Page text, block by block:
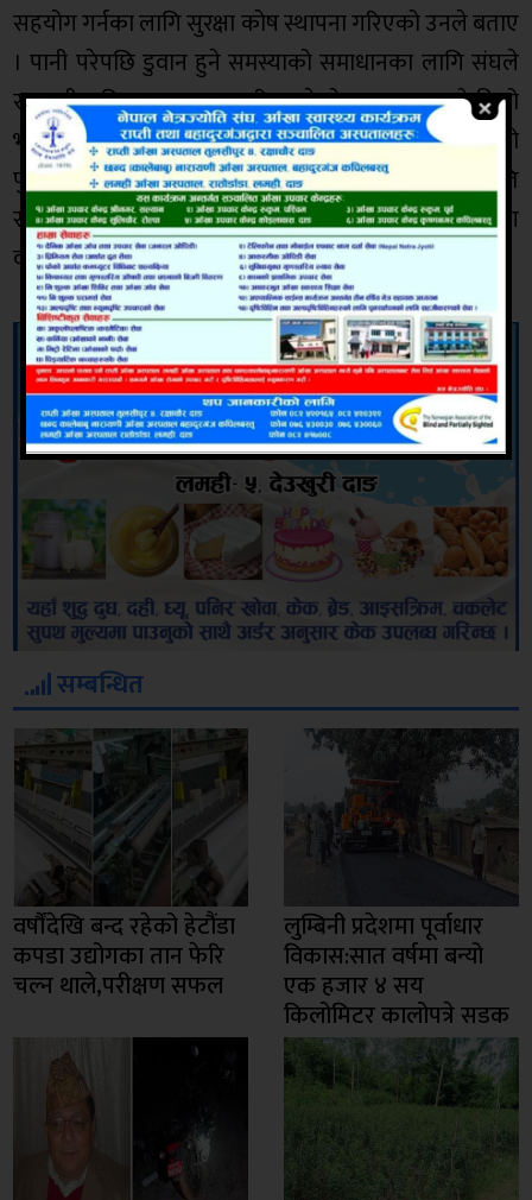
सहयोग गर्नका लागि सुरक्षा कोष स्थापना गरिएको उनले बताए
। पानी परेपछि डुवान हुने समस्याको समाधानका लागि संघले
सम्वन्धीत निकायमा पहल गरि राखेको अध्यक्ष वुढाथोकीको
भनाइ रहेको छ । क्षति पुगेका उद्योगी तथा व्यावसायीहरुको
पुगेको क्षतिको आधारमा वर्गीकरण गरेर विवरण लिएको क्षति
सङंकलन समितीका संयोजक तथा दाङ जिल्ला उद्योग
वाणिज्य संघका बरिष्ठ उपाध्यक्ष नरेश कार्कीले जानकारी दिए ।
सम्बन्धित
वर्षौंदेखि बन्द रहेको हेटौंडा
कपडा उद्योगका तान फेरि
चल्न थाले,परीक्षण सफल
लुम्बिनी प्रदेशमा पूर्वाधार
विकास:सात वर्षमा बन्यो
एक हजार ४ सय
किलोमिटर कालोपत्रे सडक